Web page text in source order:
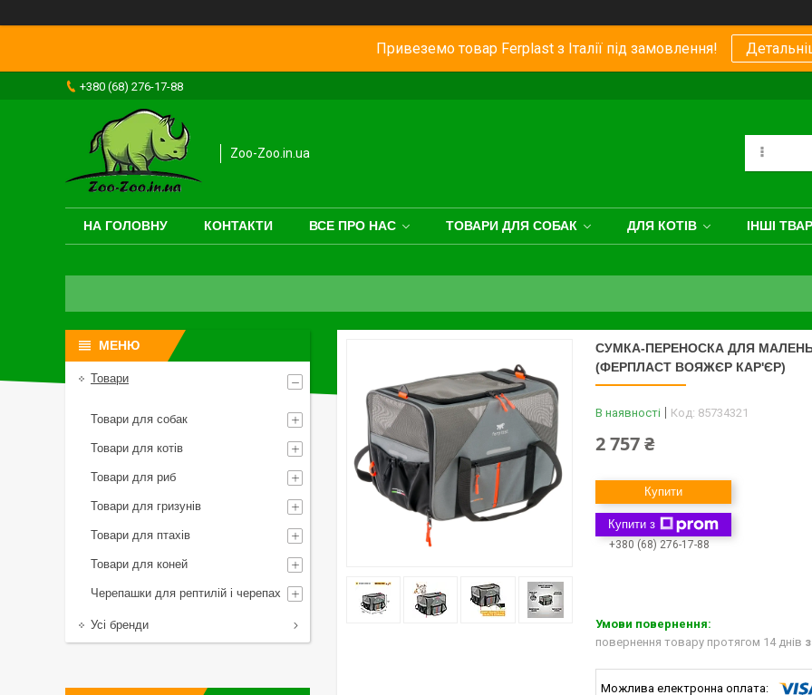
Привеземо товар Ferplast з Італії під замовлення!
+380 (68) 276-17-88
Zoo-Zoo.in.ua
НА ГОЛОВНУ КОНТАКТИ ВСЕ ПРО НАС ТОВАРИ ДЛЯ СОБАК ДЛЯ КОТІВ ІНШІ
СУМКА-ПЕРЕНОСКА ДЛЯ
(ФЕРПЛАСТ ВОЯЖЄР КАР'ЄР)
В наявності Код: 85734321
2 757 ₴
Купити
Купити з
+380 (68) 276-17-88
повернення товару протягом 14 днів
Товари
Товари для собак
Товари для котів
Товари для риб
Товари для гризунів
Товари для птахів
Товари для коней
Черепашки для рептилій і черепах
Усі бренди